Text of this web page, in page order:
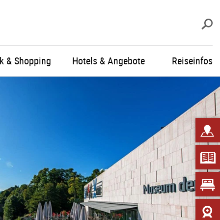
& Shopping Hotels & Angebote Reiseinfos